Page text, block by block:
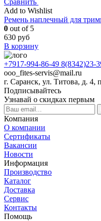
Сравнить
Add to Wishlist
Ремень наплечный для
0 out of 5
630 руб
В корзину
+7917-994-86-49 8(8342)23-
ooo_fites-servis@mail.ru
г. Саранск, ул. Титова, д. 4,
Подписывайтесь
Узнавай о скидках первым
Компания
О компании
Сертификаты
Вакансии
Новости
Информация
Производство
Каталог
Доставка
Сервис
Контакты
Помощь